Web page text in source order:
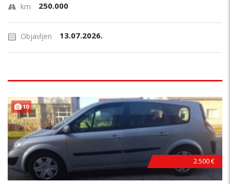
km 250.000
Objavljen 13.07.2026.
10
2.500 €